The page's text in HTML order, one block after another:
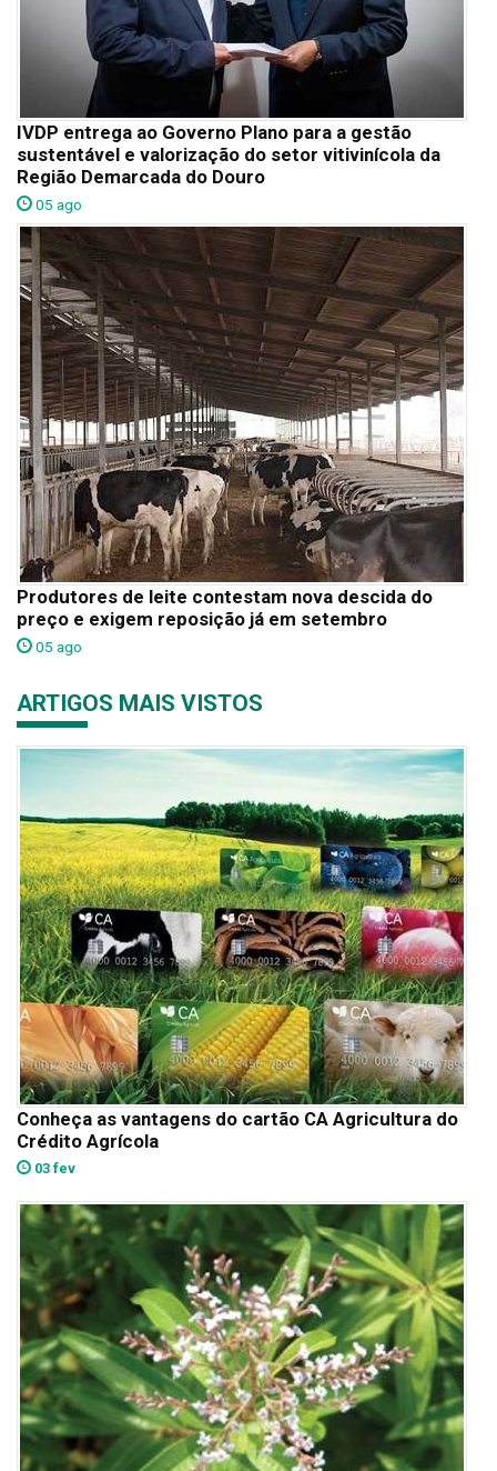
IVDP entrega ao Governo Plano para a gestão
sustentável e valorização do setor vitivinícola da
Região Demarcada do Douro
05 ago
Produtores de leite contestam nova descida do
preço e exigem reposição já em setembro
05 ago
ARTIGOS MAIS VISTOS
Conheça as vantagens do cartão CA Agricultura do
Crédito Agrícola
03 fev